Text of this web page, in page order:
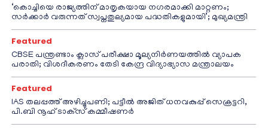
‘കൊച്ചിയെ രാജ്യത്തിന് മാതൃകയായ നഗരമാക്കി മാറ്റണം;
സർക്കാർ വരുന്നത് സ്വപ്നതുല്യമായ പദ്ധതികളുമായി’; മുഖ്യമന്ത്രി
Featured
CBSE പന്ത്രണ്ടാം ക്ലാസ് പരീക്ഷാ മൂല്യനിർണയത്തിൽ വ്യാപക
പരാതി; വിശദീകരണം തേടി കേന്ദ്ര വിദ്യാഭ്യാസ മന്ത്രാലയം
Featured
IAS തലപ്പത്ത് അഴിച്ചുപണി; പട്ടീല്‍ അജിത് ധനവകുപ്പ് സെക്രട്ടറി,
പി.ബി നൂഹ് ടാക്‌സ് കമ്മീഷണര്‍